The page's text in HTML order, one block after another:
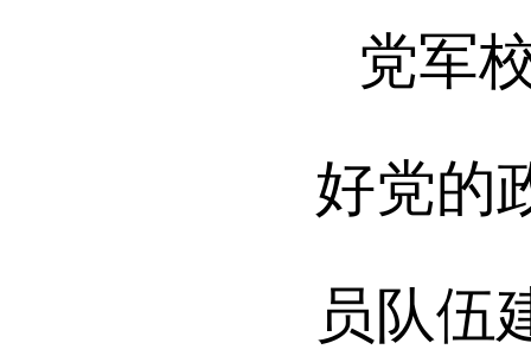
党军
好党的
员队伍